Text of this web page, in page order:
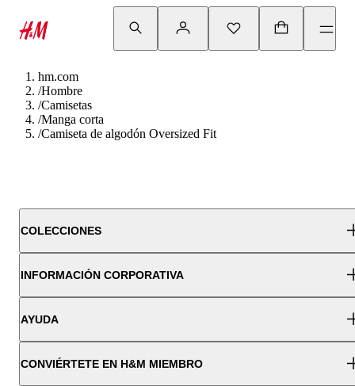
hm.com
/Hombre
/Camisetas
/Manga corta
/Camiseta de algodón Oversized Fit
COLECCIONES
INFORMACIÓN CORPORATIVA
AYUDA
CONVIÉRTETE EN H&M MIEMBRO